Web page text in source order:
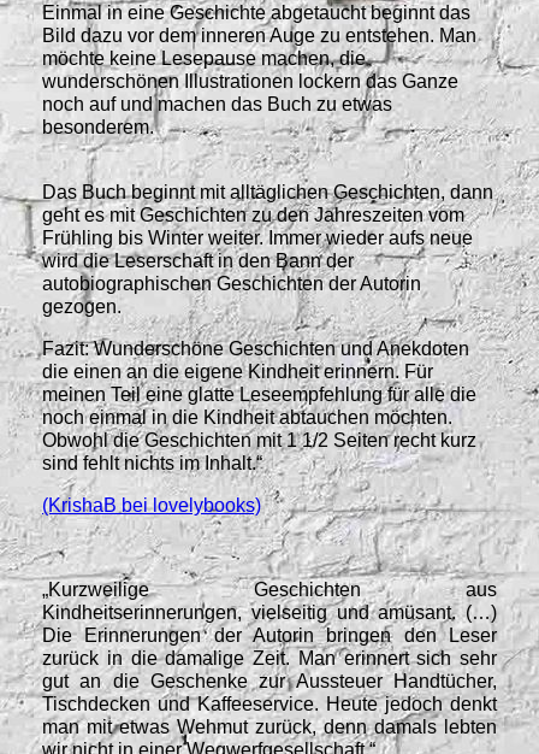
Einmal in eine Geschichte abgetaucht beginnt das
Bild dazu vor dem inneren Auge zu entstehen. Man
möchte keine Lesepause machen, die
wunderschönen Illustrationen lockern das Ganze
noch auf und machen das Buch zu etwas
besonderem.
Das Buch beginnt mit alltäglichen Geschichten, dann
geht es mit Geschichten zu den Jahreszeiten vom
Frühling bis Winter weiter. Immer wieder aufs neue
wird die Leserschaft in den Bann der
autobiographischen Geschichten der Autorin
gezogen.
Fazit: Wunderschöne Geschichten und Anekdoten
die einen an die eigene Kindheit erinnern. Für
meinen Teil eine glatte Leseempfehlung für alle die
noch einmal in die Kindheit abtauchen möchten.
Obwohl die Geschichten mit 1 1/2 Seiten recht kurz
sind fehlt nichts im Inhalt.“
(KrishaB bei lovelybooks)
„Kurzweilige Geschichten aus
Kindheitserinnerungen, vielseitig und amüsant. (…)
Die Erinnerungen der Autorin bringen den Leser
zurück in die damalige Zeit. Man erinnert sich sehr
gut an die Geschenke zur Aussteuer Handtücher,
Tischdecken und Kaffeeservice. Heute jedoch denkt
man mit etwas Wehmut zurück, denn damals lebten
wir nicht in einer Wegwerfgesellschaft.“